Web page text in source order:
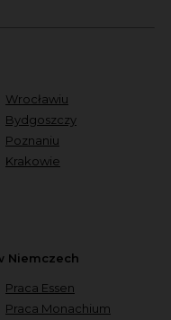
Wrocławiu
Bydgoszczy
Poznaniu
Krakowie
Niemczech
Praca Essen
Praca Monachium